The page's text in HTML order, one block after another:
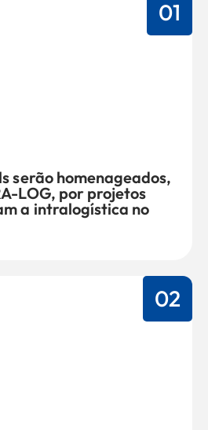
01
serão homenageados,
LOG, por projetos
a intralogística no
02